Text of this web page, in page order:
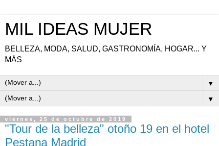
MIL IDEAS MUJER
BELLEZA, MODA, SALUD, GASTRONOMÍA, HOGAR... Y
MÁS
▼
▼
viernes, 25 de octubre de 2019
"Tour de la belleza" otoño 19 en el hotel
Pestana Madrid